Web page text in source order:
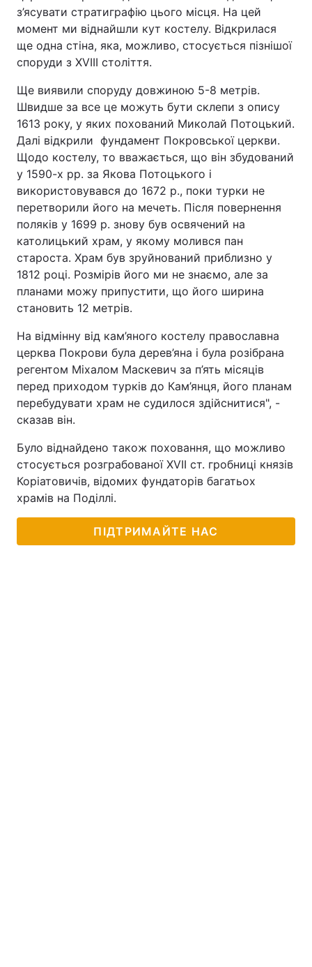
з’ясувати стратиграфію цього місця. На цей
момент ми віднайшли кут костелу. Відкрилася
ще одна стіна, яка, можливо, стосується пізнішої
споруди з XVIIІ століття.
Ще виявили споруду довжиною 5-8 метрів.
Швидше за все це можуть бути склепи з опису
1613 року, у яких похований Миколай Потоцький.
Далі відкрили фундамент Покровської церкви.
Щодо костелу, то вважається, що він збудований
у 1590-х рр. за Якова Потоцького і
використовувався до 1672 р., поки турки не
перетворили його на мечеть. Після повернення
поляків у 1699 р. знову був освячений на
католицький храм, у якому молився пан
староста. Храм був зруйнований приблизно у
1812 році. Розмірів його ми не знаємо, але за
планами можу припустити, що його ширина
становить 12 метрів.
На відмінну від кам’яного костелу православна
церква Покрови була дерев’яна і була розібрана
регентом Міхалом Маскевич за п’ять місяців
перед приходом турків до Кам’янця, його планам
перебудувати храм не судилося здійснитися", -
сказав він.
Було віднайдено також поховання, що можливо
стосується розграбованої XVII ст. гробниці князів
Коріатовичів, відомих фундаторів багатьох
храмів на Поділлі.
ПІДТРИМАЙТЕ НАС